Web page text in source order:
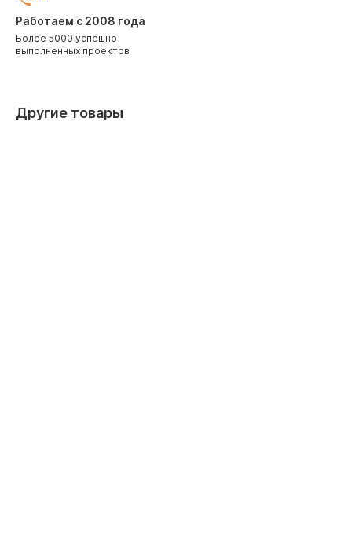
Работаем с 2008 года
Более 5000 успешно
выполненных проектов
Другие товары